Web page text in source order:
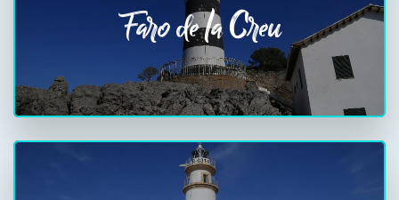
Faro de la Creu